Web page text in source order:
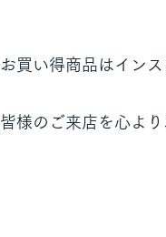
お買い得商品はイン
皆様のご来店を心より